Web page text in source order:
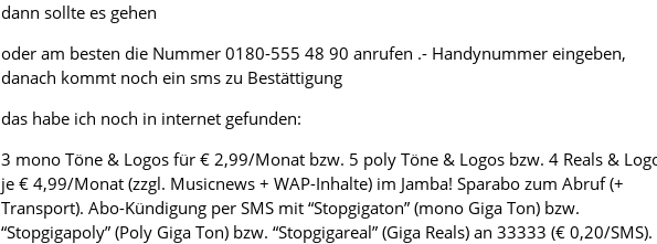
dann sollte es gehen
oder am besten die Nummer 0180-555 48 90 anrufen .- Handynummer eingeben,
danach kommt noch ein sms zu Bestättigung
das habe ich noch in internet gefunden:
3 mono Töne & Logos für € 2,99/Monat bzw. 5 poly Töne & Logos bzw. 4 Reals &
je € 4,99/Monat (zzgl. Musicnews + WAP-Inhalte) im Jamba! Sparabo zum Abruf (+
Transport). Abo-Kündigung per SMS mit “Stopgigaton” (mono Giga Ton) bzw.
“Stopgigapoly” (Poly Giga Ton) bzw. “Stopgigareal” (Giga Reals) an 33333 (€ 0,20/SMS).